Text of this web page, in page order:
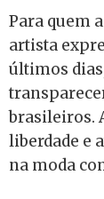
Para quem
artista
últimos
brasileiros.
liberdade e
na moda